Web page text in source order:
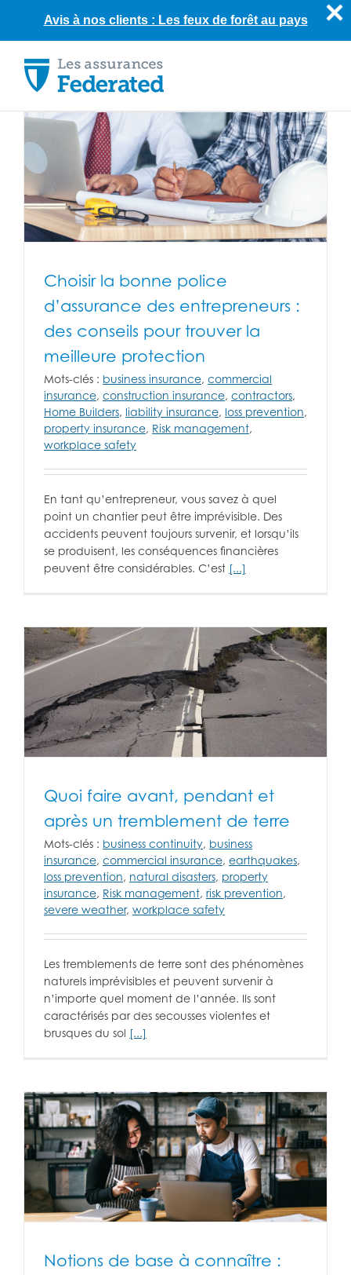
content
Choisir la bonne police
d’assurance des entrepreneurs :
des conseils pour trouver la
meilleure protection
Mots-clés : business insurance, commercial
insurance, construction insurance, contractors,
Home Builders, liability insurance, loss prevention,
property insurance, Risk management,
workplace safety
En tant qu’entrepreneur, vous savez à quel
point un chantier peut être imprévisible. Des
accidents peuvent toujours survenir, et lorsqu’ils
se produisent, les conséquences financières
peuvent être considérables. C’est [...]
Quoi faire avant, pendant et
après un tremblement de terre
Mots-clés : business continuity, business
insurance, commercial insurance, earthquakes,
loss prevention, natural disasters, property
insurance, Risk management, risk prevention,
severe weather, workplace safety
Les tremblements de terre sont des phénomènes
naturels imprévisibles et peuvent survenir à
n’importe quel moment de l’année. Ils sont
caractérisés par des secousses violentes et
brusques du sol [...]
Notions de base à connaître :
Avis à nos clients : Les feux de forêt au pays